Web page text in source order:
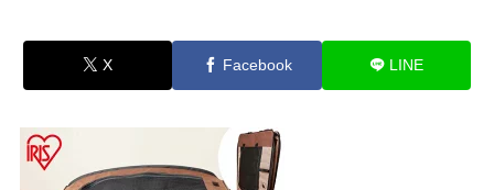
X Facebook LINE